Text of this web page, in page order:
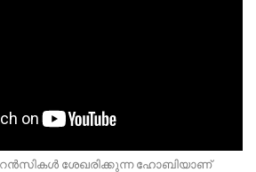
ശേഖരിക്കുന്ന ഹോബിയാണ്